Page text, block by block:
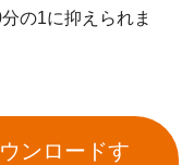
の1に抑えられま
ンロードす